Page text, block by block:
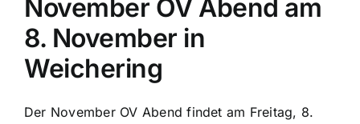
November OV Abend am
8. November in
Weichering
Der November OV Abend findet am Freitag, 8.